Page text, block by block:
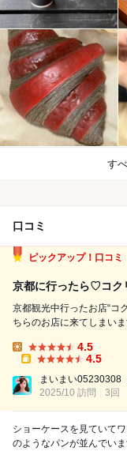
す
口コミ
ピックアップ！口コミ
京都に行ったら♡コ
京都観光中行ったお店“コクリコブラン”さ
ちらのお店に来てしまいます♡ 見た目にも美しいく可愛いパ
ʕ•ᴥ•ʔ 外側にはカラフルな
Lunch:
4.5
4.5
まいまい05230308
2025/10 訪問
3回
ショーケースを見ていて
のようなパンが並んでいます。 価格は少し高めです。 三重に